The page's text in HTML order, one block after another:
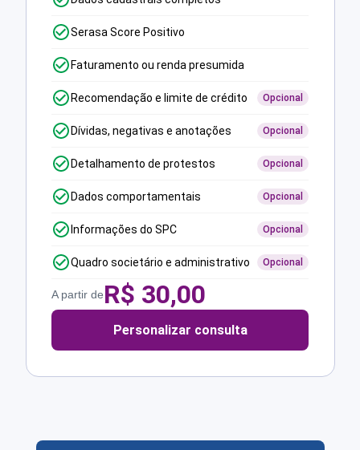
Serasa Score Positivo
Faturamento ou renda presumida
Recomendação e limite de crédito Opcional
Dívidas, negativas e anotações Opcional
Detalhamento de protestos Opcional
Dados comportamentais Opcional
Informações do SPC Opcional
Quadro societário e administrativo Opcional
A partir deR$ 30,00
Personalizar consulta